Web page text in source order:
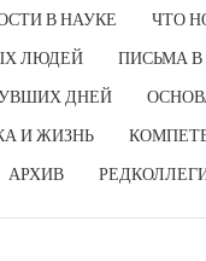
В НАУКЕ ЧТО
ЛЮДЕЙ ПИСЬМА
ДНЕЙ
И ЖИЗНЬ
АРХИВ